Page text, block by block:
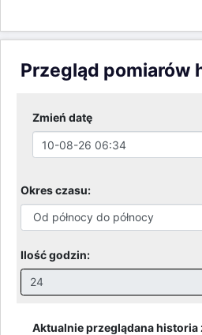
Przegląd pomiarów
Zmień datę
Okres czasu:
Ilość godzin:
Godziny: 1-168, Dni: 1-30, Miesiące:
Aktualnie przeglądana historia